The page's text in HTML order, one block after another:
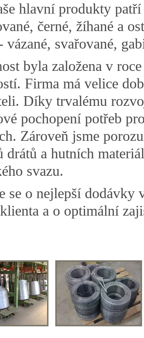
hlavní produkty
černé, žíhané a
vázané, svařované,
byla založena v
Firma má velice
Díky trvalému
pochopení potřeb
Zároveň jsme
drátů a hutních
svazu.
se o nejlepší
a o optimální